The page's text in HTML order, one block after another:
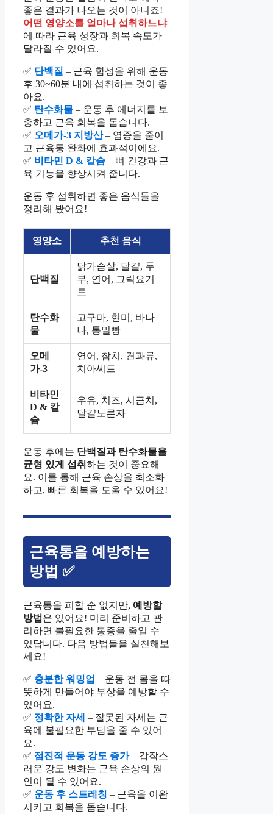
좋은 결과가 나오는 것이 아니죠!
어떤 영양소를 얼마나 섭취하느냐
에 따라 근육 성장과 회복 속도가
달라질 수 있어요.
✅ 단백질 – 근육 합성을 위해 운동
후 30~60분 내에 섭취하는 것이 좋
아요.
✅ 탄수화물 – 운동 후 에너지를 보
충하고 근육 회복을 돕습니다.
✅ 오메가-3 지방산– 염증을 줄이
고 근육통 완화에 효과적이에요.
✅ 비타민 D & 칼슘 – 뼈 건강과 근
육 기능을 향상시켜 줍니다.
운동 후 섭취하면 좋은 음식들을
정리해 봤어요!
영양소 추천 음식
단백질
닭가슴살, 달걀, 두
부, 연어, 그릭요거
트
탄수화
물
고구마, 현미, 바나
나, 통밀빵
오메
가-3
연어, 참치, 견과류,
치아씨드
비타민
D & 칼
슘
우유, 치즈, 시금치,
달걀노른자
운동 후에는 단백질과 탄수화물을
균형 있게 섭취 하는 것이 중요해
요. 이를 통해 근육 손상을 최소화
하고, 빠른 회복을 도울 수 있어요!
근육통을 예방하는
방법 ✅
근육통을 피할 순 없지만, 예방할
방법 은 있어요! 미리 준비하고 관
리하면 불필요한 통증을 줄일 수
있답니다. 다음 방법들을 실천해보
세요!
✅ 충분한 워밍업 – 운동 전 몸을 따
뜻하게 만들어야 부상을 예방할 수
있어요.
✅ 정확한 자세 – 잘못된 자세는 근
육에 불필요한 부담을 줄 수 있어
요.
✅ 점진적 운동 강도 증가– 갑작스
러운 강도 변화는 근육 손상의 원
인이 될 수 있어요.
✅ 운동 후 스트레칭 – 근육을 이완
시키고 회복을 돕습니다.